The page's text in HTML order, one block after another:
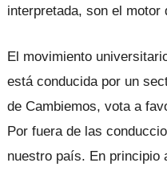
interpretada, son el motor
El movimiento
está conducida por un
de Cambiemos, vota a
Por fuera de las
nuestro país. En principio